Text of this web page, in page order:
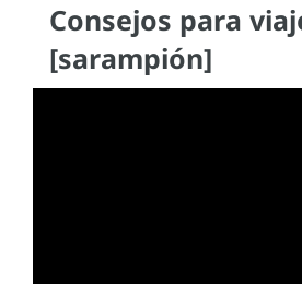
Consejos para
[sarampión]